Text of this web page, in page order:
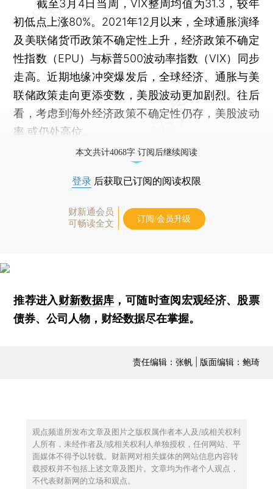
截至3月4日当周，VIX整周均值为31.3，较年
初低点上涨80%。2021年12月以来，全球通胀演绎
及美联储货币政策不确定性上升，经济政策不确定
性指数（EPU）与标普500波动率指数（VIX）同步
走高。近期地缘冲突爆发后，全球经济、通胀与美
联储政策走向更添变数，美股波动更加剧烈。往后
看，考虑到海外经济政策不确定性仍存，美股波动
率 或仍处高位。
本文共计4068字 订阅后继续阅读
登录 后获取已订阅的阅读权限
财新通会员
可畅读全文
订阅/会员升级
推荐进入财新数据库 ，可随时查阅宏观经济、股票
债券、公司人物，财经数据尽在掌握。
责任编辑：张帆 | 版面编辑：鲍琦
观点频道所发布文章及图片之版权属作者本人及/或相关权利
人所有，未经作者及/或相关权利人单独授权，任何网站、平
面媒体不得予以转载。财新网对相关媒体的网站信息内容转
载授权并不包括上述文章及图片。文章均为作者个人观点，
不代表财新网的立场和观点。